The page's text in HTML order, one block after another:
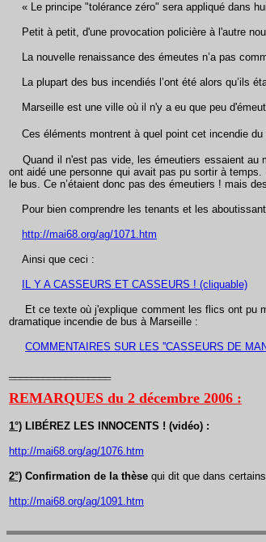
« Le principe "tolérance zéro" sera appliqué dans
Petit à petit, d'une provocation policière à l'autre
La nouvelle renaissance des émeutes n’a pas
La plupart des bus incendiés l’ont été alors qu’ils
Marseille est une ville où il n'y a eu que peu
Ces éléments montrent à quel point cet incendie
Quand il n'est pas vide, les émeutiers essaient au
ont aidé une personne qui avait pas pu sortir à
le bus. Ce n’étaient donc pas des émeutiers ! mais
Pour bien comprendre les tenants et les
http://mai68.org/ag/1071.htm
Ainsi que ceci :
IL Y A CASSEURS ET CASSEURS ! (cliquable)
Et ce texte où j'explique comment les flics ont pu
dramatique incendie de bus à Marseille :
COMMENTAIRES SUR LES ''CASSEURS DE
¯¯¯¯¯¯¯¯¯¯¯¯¯¯¯¯¯¯
REMARQUES du 2 décembre 2006 :
1°) LIBÉREZ LES INNOCENTS ! (vidéo) :
http://mai68.org/ag/1076.htm
2°) Confirmation de la thèse qui dit que dans
http://mai68.org/ag/1091.htm